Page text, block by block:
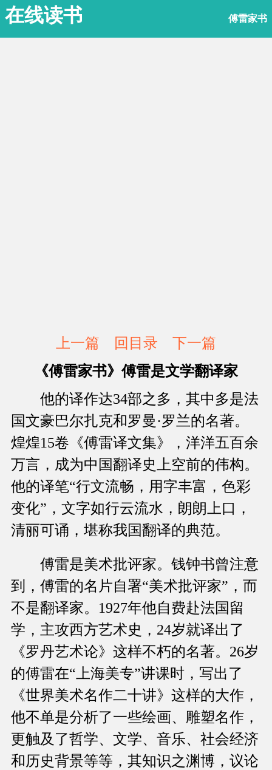
在线读书 傅雷家书
上一篇 回目录
下一篇
《傅雷家书》傅雷是文学翻译家
他的译作达34部之多，其中多是法
国文豪巴尔扎克和罗曼·罗兰的名著。
煌煌15卷《傅雷译文集》，洋洋五百余
万言，成为中国翻译史上空前的伟构。
他的译笔“行文流畅，用字丰富，色彩
变化”，文字如行云流水，朗朗上口，
清丽可诵，堪称我国翻译的典范。
傅雷是美术批评家。钱钟书曾注意
到，傅雷的名片自署“美术批评家”，而
不是翻译家。1927年他自费赴法国留
学，主攻西方艺术史，24岁就译出了
《罗丹艺术论》这样不朽的名著。26岁
的傅雷在“上海美专”讲课时，写出了
《世界美术名作二十讲》这样的大作，
他不单是分析了一些绘画、雕塑名作，
更触及了哲学、文学、音乐、社会经济
和历史背景等等，其知识之渊博，议论